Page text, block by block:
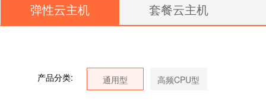
弹性云主机 套餐云主机
产品分类: